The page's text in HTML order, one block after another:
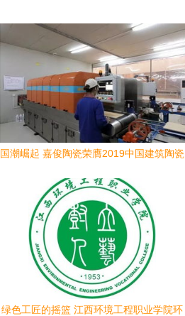
国潮崛起 嘉俊陶瓷荣膺2019中国建筑陶瓷
践行绿色责任与风范
绿色工匠的摇篮 江西环境工程职业学院环